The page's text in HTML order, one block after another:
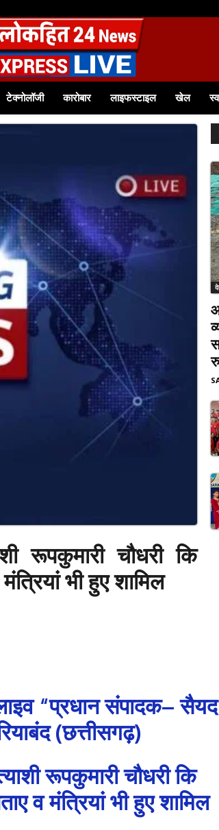
समारोह संपन्न शामिल हुए पूर्व जिला पंचायत अध्यक्ष स्मृति नीरज...
टेक्नोलॉजी कारोबार लाइफस्टाइल खेल
रूपकुमारी चौधरी कि
भी हुए शामिल
“प्रधान संपादक– सैयद
(छत्तीसगढ़)
रूपकुमारी चौधरी कि
व मंत्रियां भी हुए शामिल